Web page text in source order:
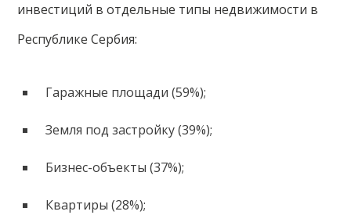
инвестиций в отдельные типы недвижимости в
Республике Сербия:
Гаражные площади (59%);
Земля под застройку (39%);
Бизнес-объекты (37%);
Квартиры (28%);